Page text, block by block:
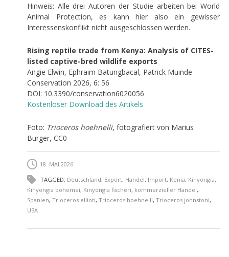
Hinweis: Alle drei Autoren der Studie arbeiten bei World
Animal Protection, es kann hier also ein gewisser
Interessenskonflikt nicht ausgeschlossen werden.
Rising reptile trade from Kenya: Analysis of CITES-
listed captive-bred wildlife exports
Angie Elwin, Ephraim Batungbacal, Patrick Muinde
Conservation 2026, 6: 56
DOI: 10.3390/conservation6020056
Kostenloser Download des Artikels
Foto: Trioceros hoehnelli, fotografiert von Marius
Burger, CC0
18. MAI 2026
TAGGED: Deutschland, Export, Handel, Import, Kenia, Kinyongia,
Kinyongia bohemei, Kinyongia fischeri, kommerzieller Handel,
Spanien, Trioceros ellioti, Trioceros hoehnelli, Trioceros johnstoni,
USA